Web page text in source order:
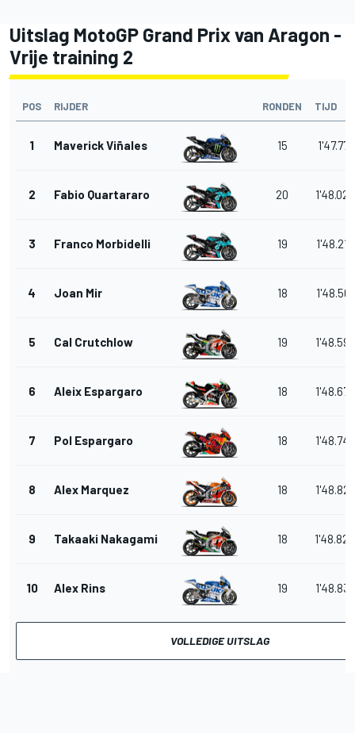
Uitslag MotoGP Grand Prix van Aragon -
Vrije training 2
POS RIJDER RONDEN TIJD
1 Maverick Viñales 15 1'47.771
2 Fabio Quartararo 20 1'48.020
3 Franco Morbidelli 19 1'48.218
4 Joan Mir 18 1'48.501
5 Cal Crutchlow 19 1'48.598
6 Aleix Espargaro 18 1'48.670
7 Pol Espargaro 18 1'48.746
8 Alex Marquez 18 1'48.823
9 Takaaki Nakagami 18 1'48.824
10 Alex Rins 19 1'48.839
VOLLEDIGE UITSLAG